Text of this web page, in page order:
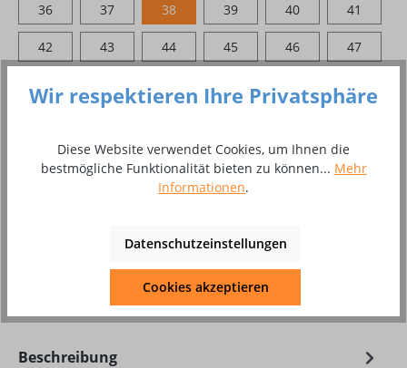
36
37 38 39 40 41
42 43 44 45 46 47
Produkt Anzahl: Gib den gewünschten
In den Warenkorb
Zum Merkzettel hinzufügen
Produktdatenblatt Download
DAT_KON_Sherpa_52094-00.pdf
Beschreibung
Wir respektieren Ihre Privatsphäre
Diese Website verwendet Cookies, um Ihnen die
bestmögliche Funktionalität bieten zu können... Mehr
Informationen.
Datenschutzeinstellungen
Cookies akzeptieren